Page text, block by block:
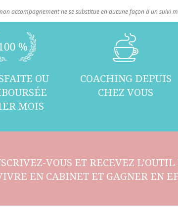
accompagnement ne se substitue en aucune façon à un suivi
OU
MOIS
COACHING DEPUIS
CHEZ VOUS
VOUS ET RECEVEZ L’OUTIL
EN CABINET ET GAGNER EN